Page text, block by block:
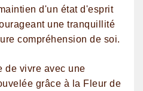
d'un état d'esprit
une tranquillité
compréhension de soi.
de vivre avec une
grâce à la Fleur de